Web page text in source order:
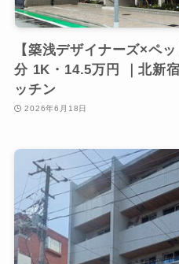
【築浅デザイナーズ×ペ
分 1K・14.5万円 ｜北新
ッチン
2026年6月18日